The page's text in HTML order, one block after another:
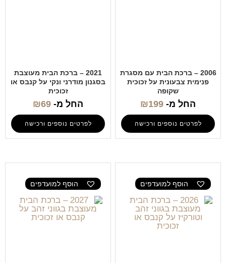
2006 – ברכת הבית עם מסגרת
פנימית צבעונית על זכוכית
שקופה
החל מ- ₪199
לפרטים נוספים ורכישה
2021 – ברכת הבית מעוצבת
בסגנון מודרני ונקי על קנבס או
זכוכית
החל מ- ₪69
לפרטים נוספים ורכישה
הוסף למועדפים הוסף למועדפים